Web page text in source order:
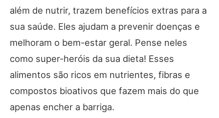
além de nutrir, trazem benefícios extras para a
sua saúde. Eles ajudam a prevenir doenças e
melhoram o bem-estar geral. Pense neles
como super-heróis da sua dieta! Esses
alimentos são ricos em nutrientes, fibras e
compostos bioativos que fazem mais do que
apenas encher a barriga.